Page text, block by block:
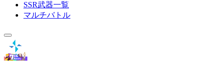
SSR武器一覧
マルチバトル